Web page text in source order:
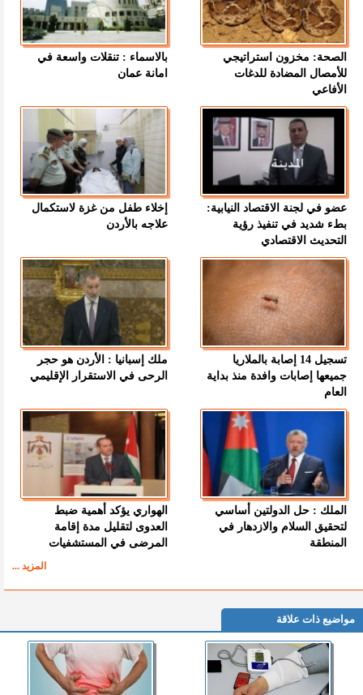
الصحة: مخزون استراتيجي
للأمصال المضادة للدغات
الأفاعي
بالاسماء : تنقلات واسعة في
امانة عمان
عضو في لجنة الاقتصاد النيابية:
بطء شديد في تنفيذ رؤية
التحديث الاقتصادي
إخلاء طفل من غزة لاستكمال
علاجه بالأردن
تسجيل 14 إصابة بالملاريا
جميعها إصابات وافدة منذ بداية
العام
ملك إسبانيا : الأردن هو حجر
الرحى في الاستقرار الإقليمي
الملك : حل الدولتين أساسي
لتحقيق السلام والازدهار في
المنطقة
الهواري يؤكد أهمية ضبط
العدوى لتقليل مدة إقامة
المرضى في المستشفيات
المزيد ...
مواضيع ذات علاقة